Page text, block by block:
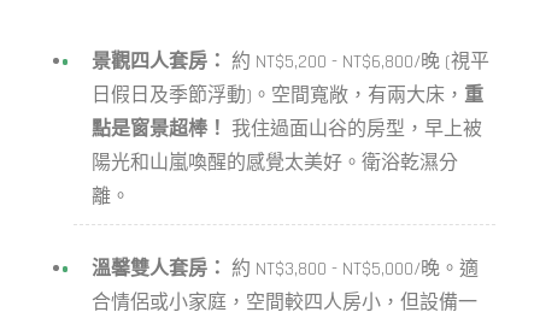
景觀四人套房： 約 NT$5,200 - NT$6,800/晚 (視平
日假日及季節浮動)。空間寬敞，有兩大床， 重
點是窗景超棒！ 我住過面山谷的房型，早上被
陽光和山嵐喚醒的感覺太美好。衛浴乾濕分
離。
溫馨雙人套房： 約 NT$3,800 - NT$5,000/晚。適
合情侶或小家庭，空間較四人房小，但設備一